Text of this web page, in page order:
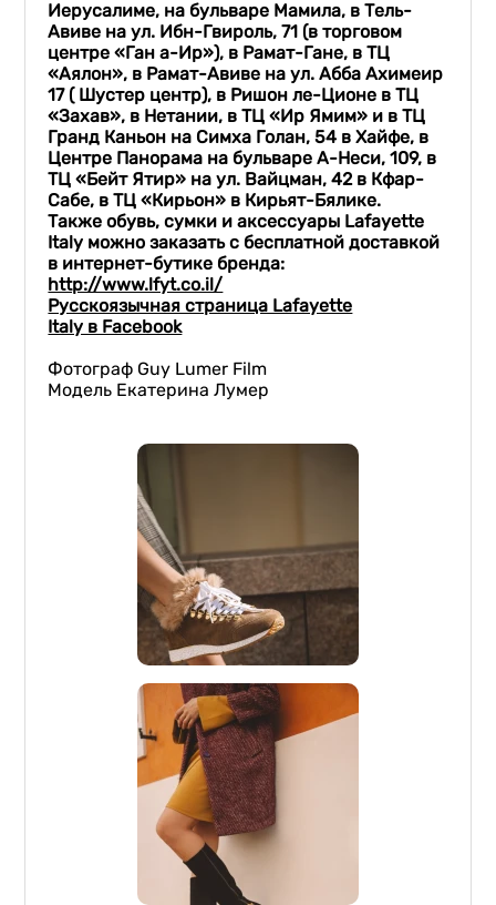
Иерусалиме, на бульваре Мамила, в Тель-
Авиве на ул. Ибн-Гвироль, 71 (в торговом
центре «Ган а-Ир»), в Рамат-Гане, в ТЦ
«Аялон», в Рамат-Авиве на ул.Абба Ахимеир
17 ( Шустер центр), в Ришон ле-Ционе в ТЦ
«Захав», в Нетании, в ТЦ «Ир Ямим» и в ТЦ
Гранд Каньон на Симха Голан, 54 в Хайфе, в
Центре Панорама на бульваре А-Неси, 109, в
ТЦ «Бейт Ятир» на ул. Вайцман, 42 в Кфар-
Сабе, в ТЦ «Кирьон» в Кирьят-Бялике.
Также обувь, сумки и аксессуары Lafayette
Italy можно заказать с бесплатной доставкой
в интернет-бутике бренда:
http://www.lfyt.co.il/
Русскоязычная страница Lafayette
Italy в Facebook
Фотограф Guy Lumer Film
Модель Екатерина Лумер